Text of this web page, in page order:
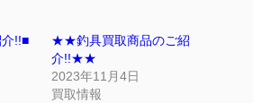
!!■
★★釣具買取商品のご紹
介!!★★
2023年11月4日
買取情報